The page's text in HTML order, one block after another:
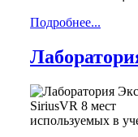
Подробнее...
используемых в